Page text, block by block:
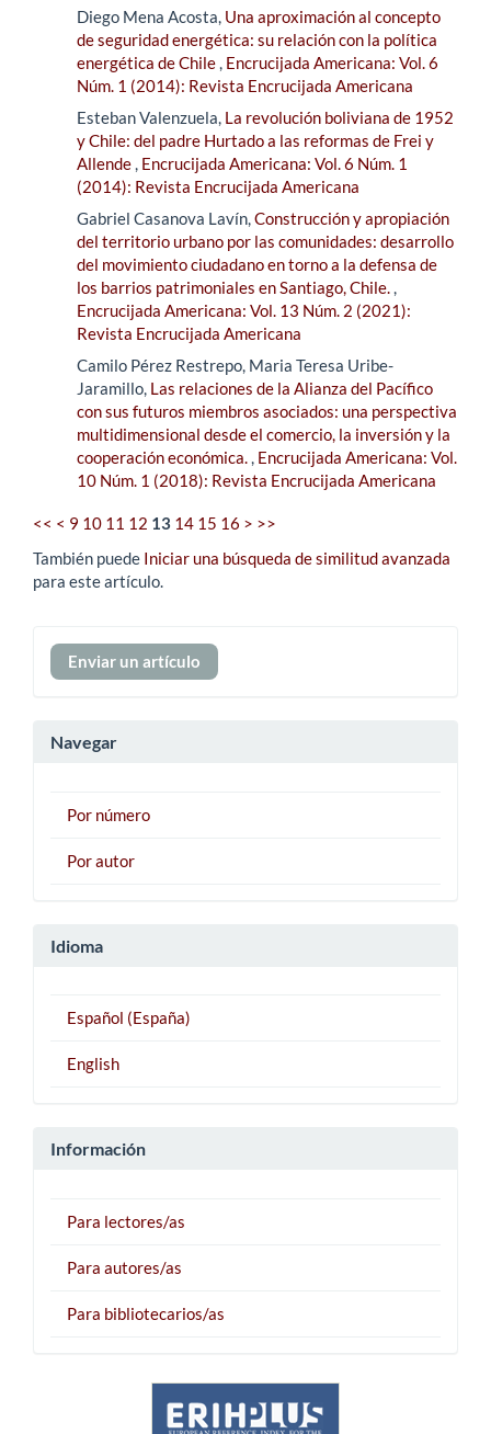
Diego Mena Acosta, Una aproximación al concepto
de seguridad energética: su relación con la política
energética de Chile, Encrucijada Americana: Vol. 6
Núm. 1 (2014): Revista Encrucijada Americana
Esteban Valenzuela, La revolución boliviana de 1952
y Chile: del padre Hurtado a las reformas de Frei y
Allende, Encrucijada Americana: Vol. 6 Núm. 1
(2014): Revista Encrucijada Americana
Gabriel Casanova Lavín,Construcción y apropiación
del territorio urbano por las comunidades: desarrollo
del movimiento ciudadano en torno a la defensa de
los barrios patrimoniales en Santiago, Chile.,
Encrucijada Americana: Vol. 13 Núm. 2 (2021):
Revista Encrucijada Americana
Camilo Pérez Restrepo, Maria Teresa Uribe-
Jaramillo, Las relaciones de la Alianza del Pacífico
con sus futuros miembros asociados: una perspectiva
multidimensional desde el comercio, la inversión y la
cooperación económica., Encrucijada Americana: Vol.
10 Núm. 1 (2018): Revista Encrucijada Americana
<< < 9 10 11 12 13 14 15 16 > >>
También puede Iniciar una búsqueda de similitud avanzada
para este artículo.
Enviar
un
Enviar un artículo
Navegar
Por número
Por autor
Idioma
Español (España)
English
Información
Para lectores/as
Para autores/as
Para bibliotecarios/as